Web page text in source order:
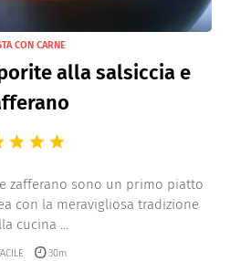
CON CARNE
alla salsiccia e
zafferano sono un primo piatto
con la meravigliosa tradizione
cucina ...
30m